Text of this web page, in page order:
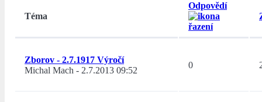
Téma
Odpovědí
Zborov - 2.7.1917 Výročí
Michal Mach - 2.7.2013 09:52
0